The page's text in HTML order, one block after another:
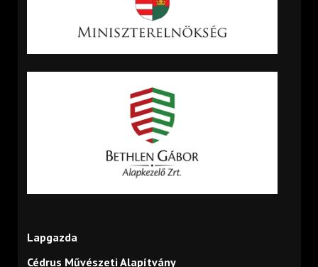
Lapgazda
Cédrus Művészeti Alapítvány